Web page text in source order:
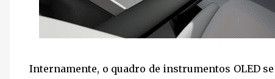
Internamente, o quadro de instrumentos OLED